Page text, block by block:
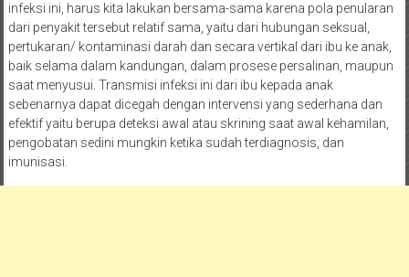
infeksi ini, harus kita lakukan bersama-sama karena pola penularan
dari penyakit tersebut relatif sama, yaitu dari hubungan seksual,
pertukaran/ kontaminasi darah dan secara vertikal dari ibu ke anak,
baik selama dalam kandungan, dalam prosese persalinan, maupun
saat menyusui. Transmisi infeksi ini dari ibu kepada anak
sebenarnya dapat dicegah dengan intervensi yang sederhana dan
efektif yaitu berupa deteksi awal atau skrining saat awal kehamilan,
pengobatan sedini mungkin ketika sudah terdiagnosis, dan
imunisasi.